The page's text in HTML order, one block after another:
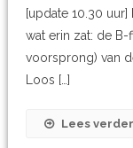
[update 10.30
wat erin zat: de
voorsprong) van
Loos […]
Lees verder